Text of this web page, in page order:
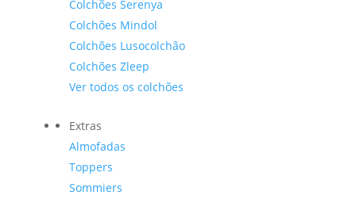
Colchões Serenya
Colchões Mindol
Colchões Lusocolchão
Colchões Zleep
Ver todos os colchões
Extras
Almofadas
Toppers
Sommiers